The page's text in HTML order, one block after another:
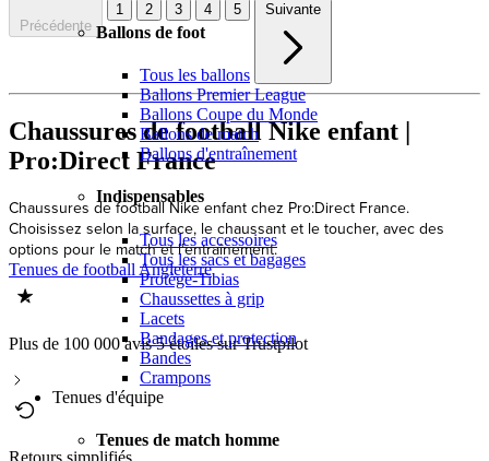
Ballons de foot
Tous les ballons
Ballons Premier League
Ballons Coupe du Monde
Ballons de match
Ballons d'entraînement
Indispensables
Tous les accessoires
Tous les sacs et bagages
Protège-Tibias
Chaussettes à grip
Lacets
Bandages et protection
Bandes
Crampons
Tenues d'équipe
Tenues de match homme
Précédente
1 2 3 4 5 Suivante
Chaussures de football Nike enfant |
Pro:Direct France
Chaussures de football Nike enfant chez Pro:Direct France.
Choisissez selon la surface, le chaussant et le toucher, avec des
options pour le match et l’entraînement.
Tenues de football Angleterre
Plus de 100 000 avis 5 étoiles sur Trustpilot
Retours simplifiés